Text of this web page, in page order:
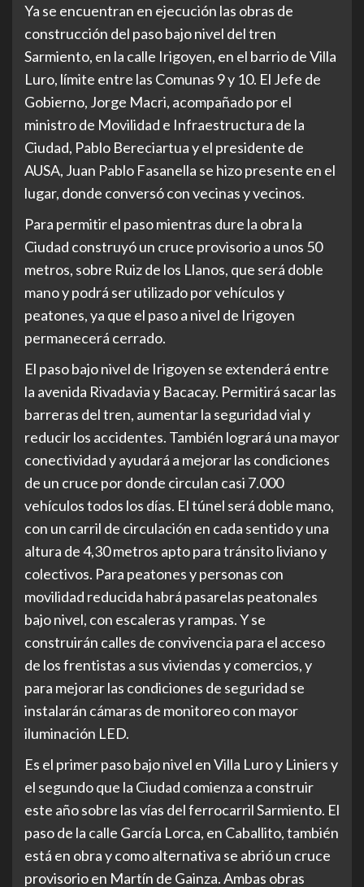
Ya se encuentran en ejecución las obras de
construcción del paso bajo nivel del tren
Sarmiento, en la calle Irigoyen, en el barrio de Villa
Luro, límite entre las Comunas 9 y 10. El Jefe de
Gobierno, Jorge Macri, acompañado por el
ministro de Movilidad e Infraestructura de la
Ciudad, Pablo Bereciartua y el presidente de
AUSA, Juan Pablo Fasanella se hizo presente en el
lugar, donde conversó con vecinas y vecinos.
Para permitir el paso mientras dure la obra la
Ciudad construyó un cruce provisorio a unos 50
metros, sobre Ruiz de los Llanos, que será doble
mano y podrá ser utilizado por vehículos y
peatones, ya que el paso a nivel de Irigoyen
permanecerá cerrado.
El paso bajo nivel de Irigoyen se extenderá entre
la avenida Rivadavia y Bacacay. Permitirá sacar las
barreras del tren, aumentar la seguridad vial y
reducir los accidentes. También logrará una mayor
conectividad y ayudará a mejorar las condiciones
de un cruce por donde circulan casi 7.000
vehículos todos los días. El túnel será doble mano,
con un carril de circulación en cada sentido y una
altura de 4,30 metros apto para tránsito liviano y
colectivos. Para peatones y personas con
movilidad reducida habrá pasarelas peatonales
bajo nivel, con escaleras y rampas. Y se
construirán calles de convivencia para el acceso
de los frentistas a sus viviendas y comercios, y
para mejorar las condiciones de seguridad se
instalarán cámaras de monitoreo con mayor
iluminación LED.
Es el primer paso bajo nivel en Villa Luro y Liniers y
el segundo que la Ciudad comienza a construir
este año sobre las vías del ferrocarril Sarmiento. El
paso de la calle García Lorca, en Caballito, también
está en obra y como alternativa se abrió un cruce
provisorio en Martín de Gainza. Ambas obras